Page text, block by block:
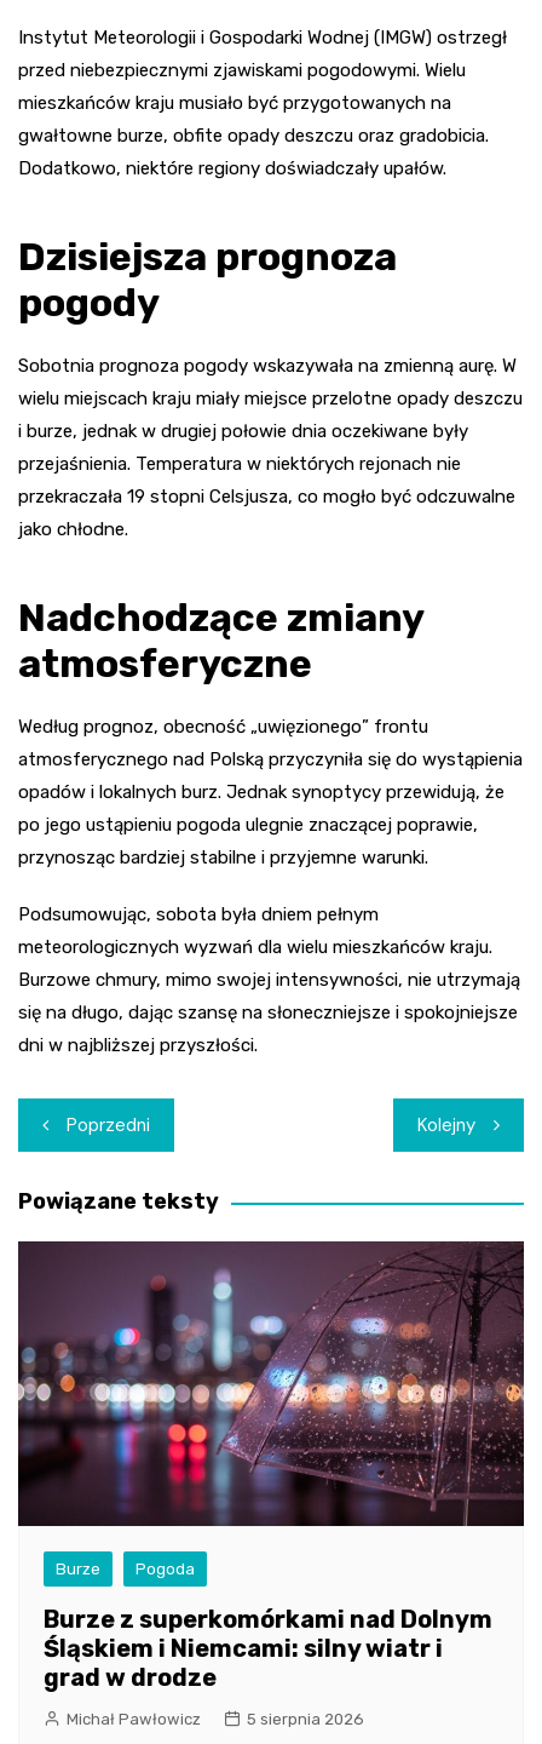
Instytut Meteorologii i Gospodarki Wodnej (IMGW) ostrzegł
przed niebezpiecznymi zjawiskami pogodowymi. Wielu
mieszkańców kraju musiało być przygotowanych na
gwałtowne burze, obfite opady deszczu oraz gradobicia.
Dodatkowo, niektóre regiony doświadczały upałów.
Dzisiejsza prognoza
pogody
Sobotnia prognoza pogody wskazywała na zmienną aurę. W
wielu miejscach kraju miały miejsce przelotne opady deszczu
i burze, jednak w drugiej połowie dnia oczekiwane były
przejaśnienia. Temperatura w niektórych rejonach nie
przekraczała 19 stopni Celsjusza, co mogło być odczuwalne
jako chłodne.
Nadchodzące zmiany
atmosferyczne
Według prognoz, obecność „uwięzionego” frontu
atmosferycznego nad Polską przyczyniła się do wystąpienia
opadów i lokalnych burz. Jednak synoptycy przewidują, że
po jego ustąpieniu pogoda ulegnie znaczącej poprawie,
przynosząc bardziej stabilne i przyjemne warunki.
Podsumowując, sobota była dniem pełnym
meteorologicznych wyzwań dla wielu mieszkańców kraju.
Burzowe chmury, mimo swojej intensywności, nie utrzymają
się na długo, dając szansę na słoneczniejsze i spokojniejsze
dni w najbliższej przyszłości.
Nawigacja
wpisu
Poprzedni Kolejny
Powiązane teksty
Burze Pogoda
Burze z superkomórkami nad Dolnym
Śląskiem i Niemcami: silny wiatr i
grad w drodze
Michał Pawłowicz 5 sierpnia 2026